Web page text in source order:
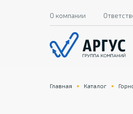
О компании
Главная Каталог